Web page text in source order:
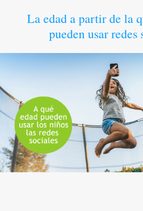
La edad a partir de la
pueden usar redes